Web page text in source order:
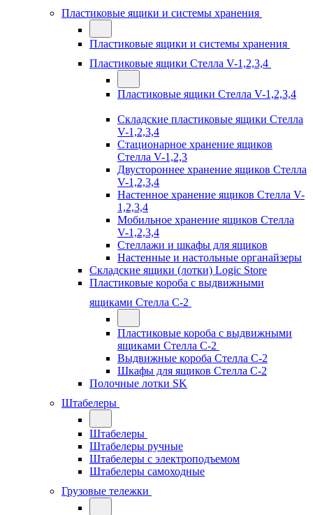
Пластиковые ящики и системы хранения
Пластиковые ящики и системы хранения
Пластиковые ящики Стелла V-1,2,3,4
Пластиковые ящики Стелла V-1,2,3,4
Складские пластиковые ящики Стелла
V-1,2,3,4
Стационарное хранение ящиков
Стелла V-1,2,3
Двустороннее хранение ящиков Стелла
V-1,2,3,4
Настенное хранение ящиков Стелла V-
1,2,3,4
Мобильное хранение ящиков Стелла
V-1,2,3,4
Стеллажи и шкафы для ящиков
Настенные и настольные органайзеры
Складские ящики (лотки) Logiс Store
Пластиковые короба с выдвижными
ящиками Стелла С-2
Пластиковые короба с выдвижными
ящиками Стелла С-2
Выдвижные короба Стелла С-2
Шкафы для ящиков Стелла С-2
Полочные лотки SK
Штабелеры
Штабелеры
Штабелеры ручные
Штабелеры с электроподъемом
Штабелеры самоходные
Грузовые тележки